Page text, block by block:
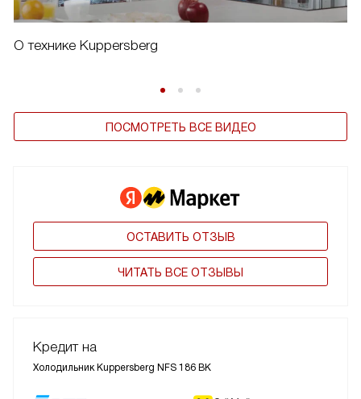
О технике Kuppersberg
ПОСМОТРЕТЬ ВСЕ ВИДЕО
ОСТАВИТЬ ОТЗЫВ
ЧИТАТЬ ВСЕ ОТЗЫВЫ
Кредит на
Холодильник Kuppersberg NFS 186 BK